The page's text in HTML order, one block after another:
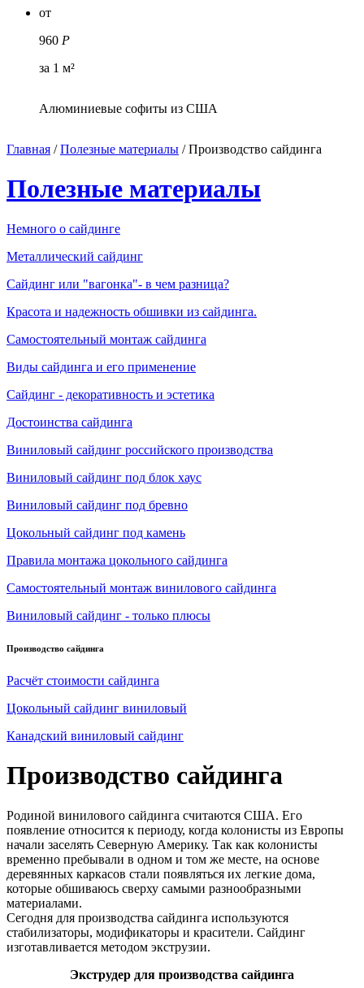
от
960 Р
за 1 м²
Алюминиевые софиты из США
Главная /Полезные материалы /Производство сайдинга
Полезные материалы
Немного о сайдинге
Металлический сайдинг
Сайдинг или "вагонка"- в чем разница?
Красота и надежность обшивки из сайдинга.
Самостоятельный монтаж сайдинга
Виды сайдинга и его применение
Сайдинг - декоративность и эстетика
Достоинства сайдинга
Виниловый сайдинг российского производства
Виниловый сайдинг под блок хаус
Виниловый сайдинг под бревно
Цокольный сайдинг под камень
Правила монтажа цокольного сайдинга
Самостоятельный монтаж винилового сайдинга
Виниловый сайдинг - только плюсы
Производство сайдинга
Расчёт стоимости сайдинга
Цокольный сайдинг виниловый
Канадский виниловый сайдинг
Производство сайдинга
Родиной винилового сайдинга считаются США. Его
появление относится к периоду, когда колонисты из Европы
начали заселять Северную Америку. Так как колонисты
временно пребывали в одном и том же месте, на основе
деревянных каркасов стали появляться их легкие дома,
которые обшиваюсь сверху самыми разнообразными
материалами.
Сегодня для производства сайдинга используются
стабилизаторы, модификаторы и красители. Сайдинг
изготавливается методом экструзии.
Экструдер для производства сайдинга